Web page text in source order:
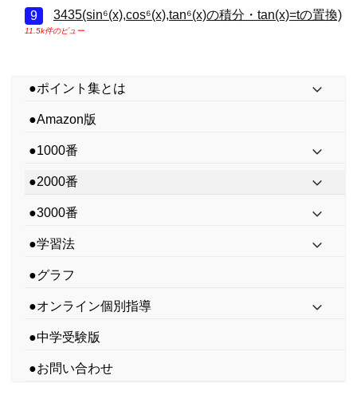
3435(sin⁶(x),cos⁶(x),tan⁶(x)の積分・tan(x)=tの置換)
11.5k件のビュー
●ポイント集とは
●Amazon版
●1000番
●2000番
●3000番
●学習法
●グラフ
●オンライン個別指導
●中学受験版
●お問い合わせ